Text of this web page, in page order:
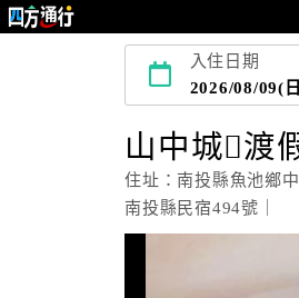
入住日期
2026/08/09(
山中城渡
住址：南投縣魚池鄉
南投縣民宿494號｜